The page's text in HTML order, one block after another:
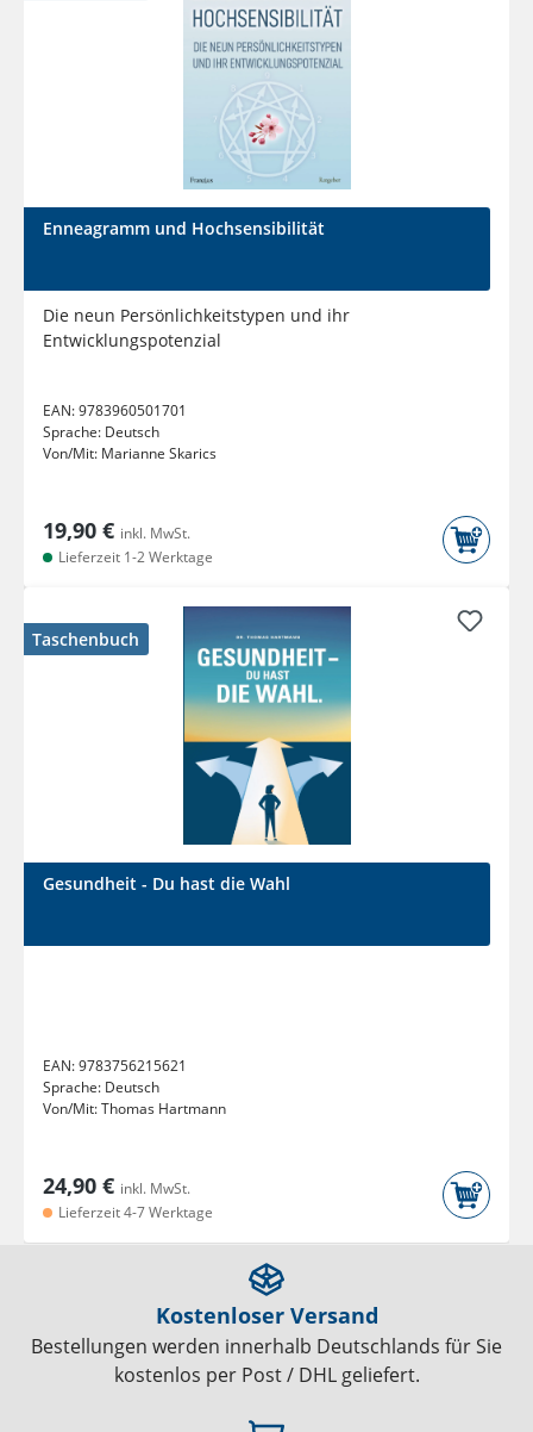
Enneagramm und Hochsensibilität
Die neun Persönlichkeitstypen und ihr
Entwicklungspotenzial
EAN:9783960501701
Sprache: Deutsch
Von/Mit: Marianne Skarics
19,90 € inkl. MwSt.
Lieferzeit 1-2 Werktage
Taschenbuch
Gesundheit - Du hast die Wahl
EAN:9783756215621
Sprache: Deutsch
Von/Mit:Thomas Hartmann
24,90 € inkl. MwSt.
Lieferzeit 4-7 Werktage
Kostenloser Versand
Bestellungen werden innerhalb Deutschlands für Sie
kostenlos per Post / DHL geliefert.